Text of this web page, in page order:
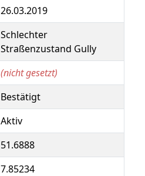
26.03.2019
Schlechter
Straßenzustand Gully
(nicht gesetzt)
Bestätigt
Aktiv
51.6888
7.85234